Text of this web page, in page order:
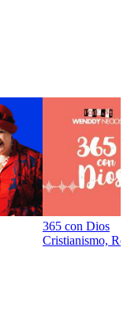
365 con Dios
Cristianismo,